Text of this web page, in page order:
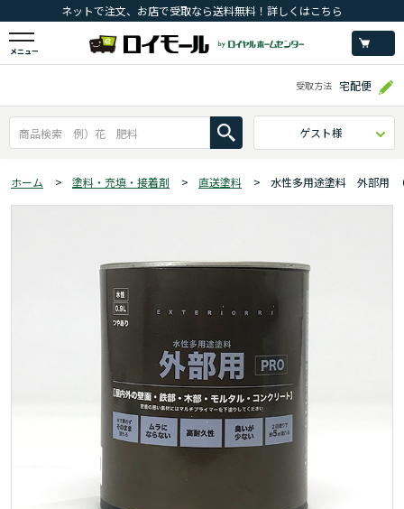
ネットで注文、お店で受取なら送料無料！詳しくはこちら
メニュー
受取方法 宅配便
ゲスト様
ホーム > 塗料・充填・接着剤 > 直送塗料 > 水性多用途塗料 外部用